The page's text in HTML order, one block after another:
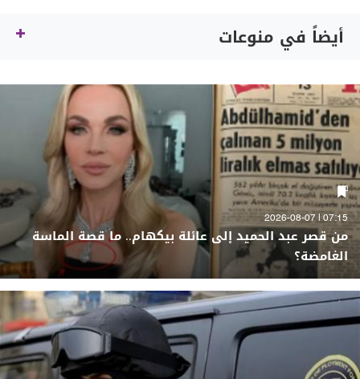
أيضاً في منوعات
07:15 | 2026-08-07
من قصر عبد الحميد إلى عائلة بيكهام.. ما قصة الماسة
الغامضة؟